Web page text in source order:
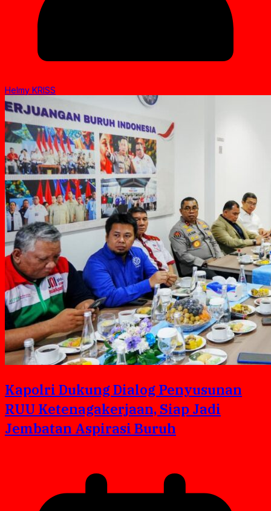
Helmy KRISS
Kapolri Dukung Dialog Penyusunan
RUU Ketenagakerjaan, Siap Jadi
Jembatan Aspirasi Buruh